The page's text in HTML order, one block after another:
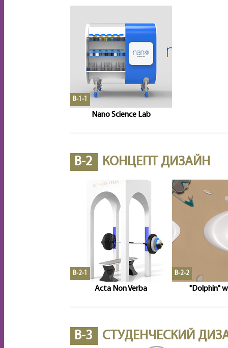
B-1-1
Nano Science Lab
B-2 КОНЦЕПТ ДИЗАЙН
B-2-1
Acta Non Verba
B-2-2
"Dolphin"
B-3 СТУДЕНЧЕСКИЙ